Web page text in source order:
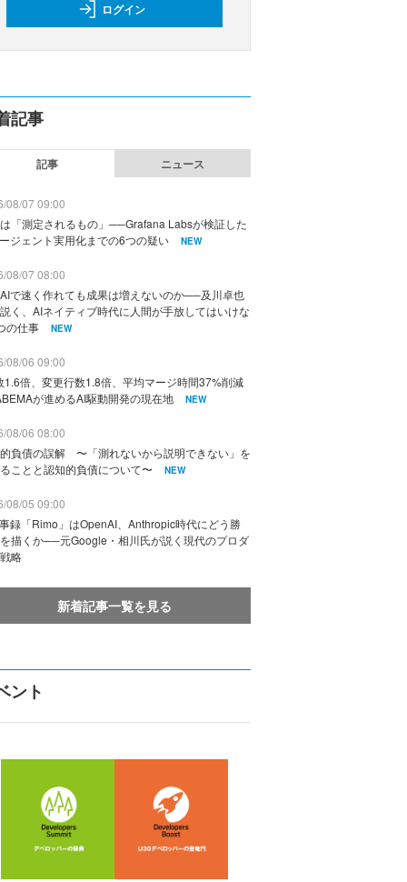
ログイン
記事
記事 ニュース
08/07 09:00
「測定されるもの」──Grafana Labsが検証した
ジェント実用化までの6つの疑い
NEW
08/07 08:00
で速く作れても成果は増えないのか──及川卓也
く、AIネイティブ時代に人間が手放してはいけな
の仕事
NEW
08/06 09:00
1.6倍、変更行数1.8倍、平均マージ時間37%削減
が進めるAI駆動開発の現在地
NEW
08/06 08:00
負債の誤解 〜「測れないから説明できない」を
ことと認知的負債について〜
NEW
08/05 09:00
録「Rimo」はOpenAI、Anthropic時代にどう勝
描くか──元Google・相川氏が説く現代のプロダ
略
新着記事一覧を見る
ント